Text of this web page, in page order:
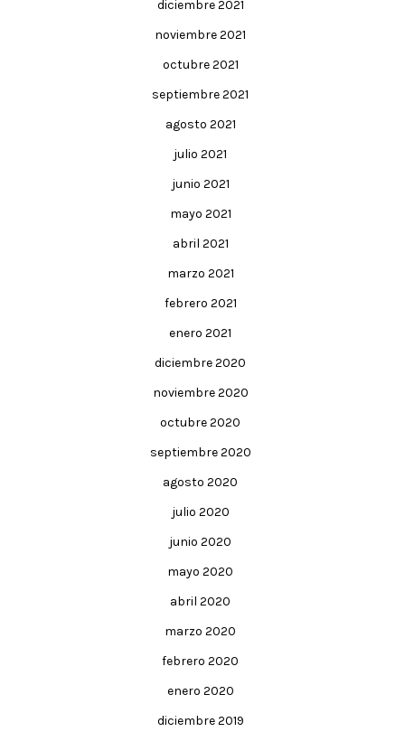
diciembre 2021
noviembre 2021
octubre 2021
septiembre 2021
agosto 2021
julio 2021
junio 2021
mayo 2021
abril 2021
marzo 2021
febrero 2021
enero 2021
diciembre 2020
noviembre 2020
octubre 2020
septiembre 2020
agosto 2020
julio 2020
junio 2020
mayo 2020
abril 2020
marzo 2020
febrero 2020
enero 2020
diciembre 2019